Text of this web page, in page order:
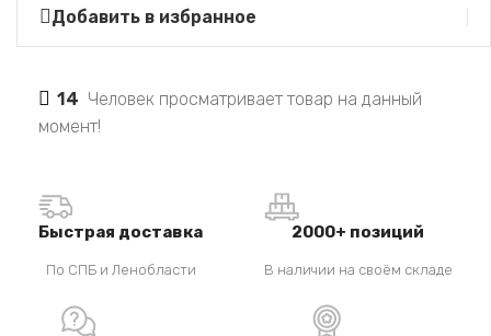
Добавить в избранное
14 Человек просматривает товар на данный
момент!
Быстрая доставка
По СПБ и Ленобласти
2000+ позиций
В наличии на своём складе